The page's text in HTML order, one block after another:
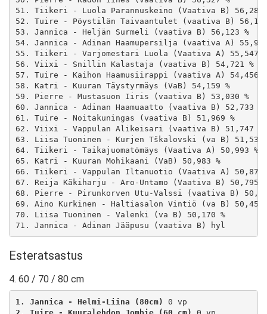
51. Tiikeri - Luola Parannuskeino (Vaativa B) 56,288
52. Tuire - Pöystilän Taivaantulet (vaativa B) 56,194
53. Jannica - Heljän Surmeli (vaativa B) 56,123 %
54. Jannica - Adinan Haamupersilja (vaativa A) 55,997
55. Tiikeri - Varjomestari Luola (Vaativa A) 55,547
56. Viixi - Snillin Kalastaja (vaativa B) 54,721 %
57. Tuire - Kaihon Haamusiirappi (vaativa A) 54,456
58. Katri - Kuuran Täystyrmäys (VaB) 54,159 %
59. Pierre - Mustasuon Iiris (vaativa B) 53,030 %
60. Jannica - Adinan Haamuaatto (vaativa B) 52,733 %
61. Tuire - Noitakuningas (vaativa B) 51,969 %
62. Viixi - Vappulan Alikeisari (vaativa B) 51,747 %
63. Liisa Tuoninen - Kurjen Tškalovski (va B) 51,534
64. Tiikeri - Taikajuomatömäys (Vaativa A) 50,993 %
65. Katri - Kuuran Mohikaani (VaB) 50,983 %
66. Tiikeri - Vappulan Iltanuotio (Vaativa A) 50,870
67. Reija Käkiharju - Aro-Untamo (Vaativa B) 50,795
68. Pierre - Pirunkorven Utu-Valssi (vaativa B)
69. Aino Kurkinen - Haltiasalon Vintiö (va B) 50,450
70. Liisa Tuoninen - Valenki (va B) 50,170 %
Esteratsastus
4. 60 / 70 / 80 cm
1. Jannica - Helmi-Liina (80cm)